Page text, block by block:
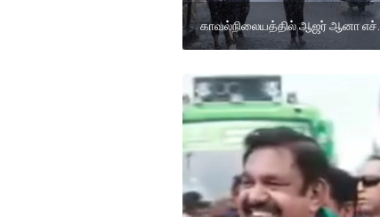
காவல்நிலையத்தில் ஆஜர் ஆனா